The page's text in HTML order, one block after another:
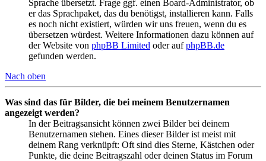
Sprache übersetzt. Frage ggf. einen Board-Administrator, ob
er das Sprachpaket, das du benötigst, installieren kann. Falls
es noch nicht existiert, würden wir uns freuen, wenn du es
übersetzen würdest. Weitere Informationen dazu können auf
der Website von phpBB Limited oder aufphpBB.de
gefunden werden.
Nach oben
Was sind das für Bilder, die bei meinem Benutzernamen
angezeigt werden?
In der Beitragsansicht können zwei Bilder bei deinem
Benutzernamen stehen. Eines dieser Bilder ist meist mit
deinem Rang verknüpft: Oft sind dies Sterne, Kästchen oder
Punkte, die deine Beitragszahl oder deinen Status im Forum